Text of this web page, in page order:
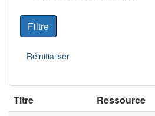
Titre Ressource